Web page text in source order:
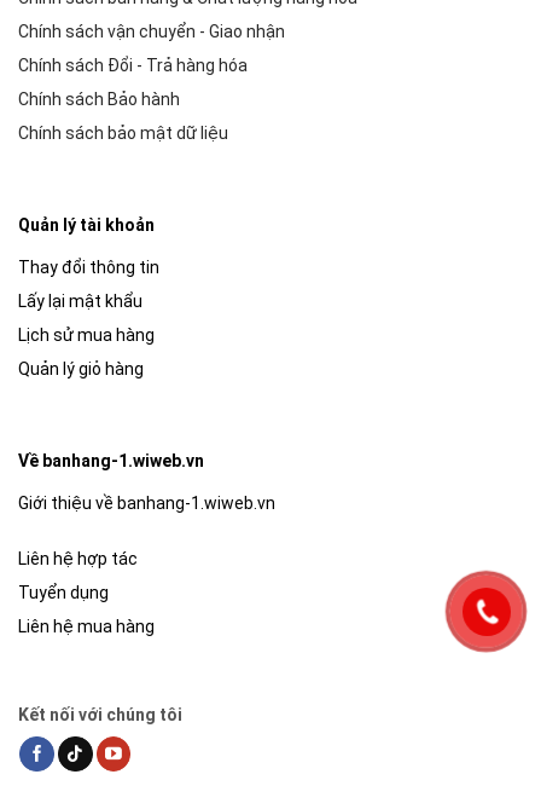
Chính sách vận chuyển - Giao nhận
Chính sách Đổi - Trả hàng hóa
Chính sách Bảo hành
Chính sách bảo mật dữ liệu
Quản lý tài khoản
Thay đổi thông tin
Lấy lại mật khẩu
Lịch sử mua hàng
Quản lý giỏ hàng
Về banhang-1.wiweb.vn
Giới thiệu về banhang-1.wiweb.vn
Liên hệ hợp tác
Tuyển dụng
Liên hệ mua hàng
Kết nối với chúng tôi